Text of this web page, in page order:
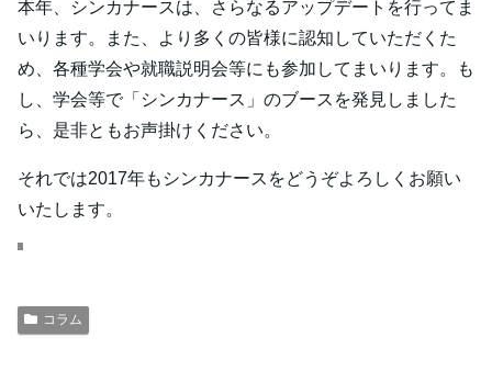
本年、シンカナースは、さらなるアップデートを行ってま
いります。また、より多くの皆様に認知していただくた
め、各種学会や就職説明会等にも参加してまいります。も
し、学会等で「シンカナース」のブースを発見しました
ら、是非ともお声掛けください。
それでは2017年もシンカナースをどうぞよろしくお願い
いたします。
コラム